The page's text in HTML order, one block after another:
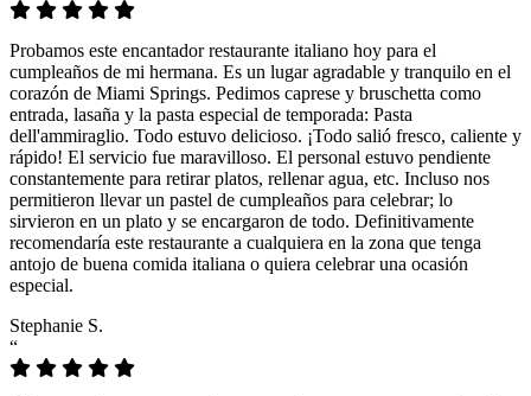
Probamos este encantador restaurante italiano hoy para el
cumpleaños de mi hermana. Es un lugar agradable y tranquilo en el
corazón de Miami Springs. Pedimos caprese y bruschetta como
entrada, lasaña y la pasta especial de temporada: Pasta
dell'ammiraglio. Todo estuvo delicioso. ¡Todo salió fresco, caliente y
rápido! El servicio fue maravilloso. El personal estuvo pendiente
constantemente para retirar platos, rellenar agua, etc. Incluso nos
permitieron llevar un pastel de cumpleaños para celebrar; lo
sirvieron en un plato y se encargaron de todo. Definitivamente
recomendaría este restaurante a cualquiera en la zona que tenga
antojo de buena comida italiana o quiera celebrar una ocasión
especial.
Stephanie S.
“